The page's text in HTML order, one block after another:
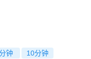
钟 10分钟